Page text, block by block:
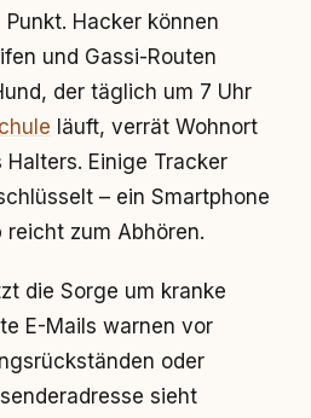
Hacker können
und Gassi-Routen
der täglich um 7 Uhr
läuft, verrät Wohnort
Einige Tracker
– ein Smartphone
zum Abhören.
die Sorge um kranke
E-Mails warnen vor
oder
sieht